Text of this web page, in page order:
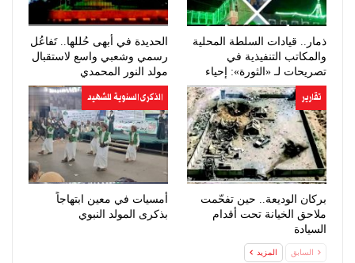
ذمار.. قيادات السلطة المحلية
والمكاتب التنفيذية في
تصريحات لـ «الثورة»: إحياء
ذكرى…
الحديدة في أبهى حُللها.. تَفاعُل
رسمي وشعبي واسع لاستقبال
مولد النور المحمدي
تقارير
بركان الوديعة.. حين تفحّمت
ملاحق الخيانة تحت أقدام
السيادة
الذكرى السنوية للشهيد
أمسيات في معين ابتهاجاً
بذكرى المولد النبوي
السابق المزيد